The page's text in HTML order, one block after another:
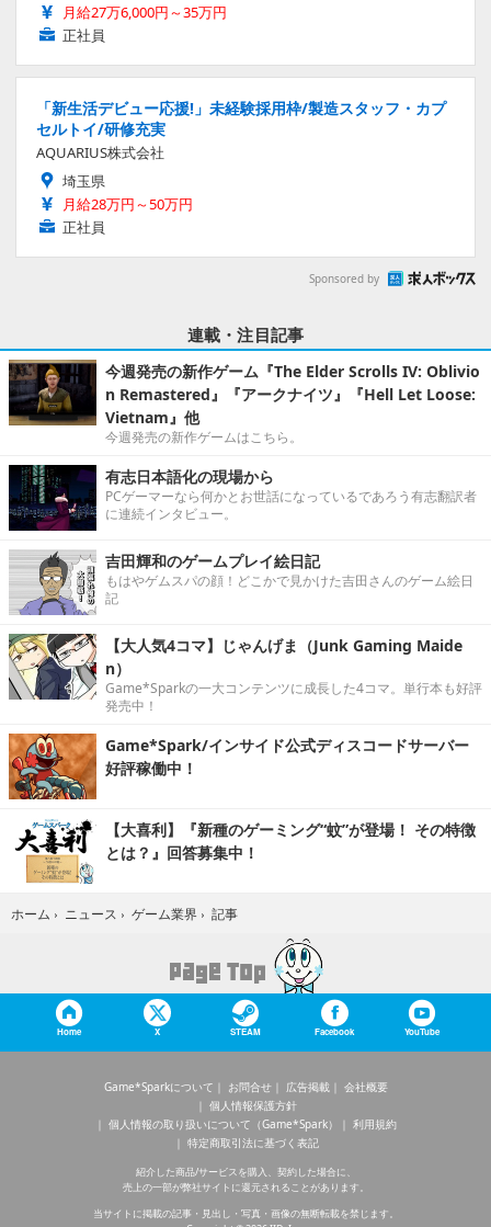
月給27万6,000円～35万円
正社員
「新生活デビュー応援!」未経験採用枠/製造スタッフ・カプ
セルトイ/研修充実
AQUARIUS株式会社
埼玉県
月給28万円～50万円
正社員
Sponsored by
連載・注目記事
今週発売の新作ゲーム『The Elder Scrolls IV: Oblivio
n Remastered』『アークナイツ』『Hell Let Loose:
Vietnam』他
今週発売の新作ゲームはこちら。
有志日本語化の現場から
PCゲーマーなら何かとお世話になっているであろう有志翻訳者
に連続インタビュー。
吉田輝和のゲームプレイ絵日記
もはやゲムスパの顔！どこかで見かけた吉田さんのゲーム絵日
記
【大人気4コマ】じゃんげま（Junk Gaming Maide
n）
Game*Sparkの一大コンテンツに成長した4コマ。単行本も好評
発売中！
Game*Spark/インサイド公式ディスコードサーバー
好評稼働中！
【大喜利】『新種のゲーミング“蚊”が登場！ その特徴
とは？』回答募集中！
ホーム › ニュース › ゲーム業界 › 記事
Home X STEAM Facebook YouTube
Game*Sparkについて お問合せ 広告掲載
会社概要
個人情報保護方針
個人情報の取り扱いについて（Game*Spark）
利用規約
特定商取引法に基づく表記
紹介した商品/サービスを購入、契約した場合に、
売上の一部が弊社サイトに還元されることがあります。
当サイトに掲載の記事・見出し・写真・画像の無断転載を禁じます。